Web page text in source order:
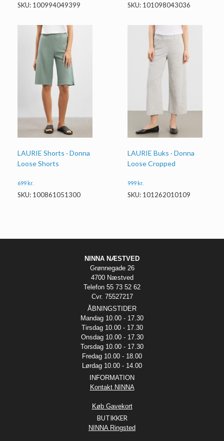
SKU: 100994049399 SKU: 101098043036
LAURIE Shorts · Donna
Loose Shorts
699kr.
SKU: 100861051300
LAURIE Buks · Donna
Loose Cropped
999kr.
SKU: 101262010109
NINNA NÆSTVED
Grønnegade 26
4700 Næstved
Telefon 55 73 52 62
Cvr. 75527217
ÅBNINGSTIDER
Mandag 10.00 - 17.30
Tirsdag 10.00 - 17.30
Onsdag 10.00 - 17.30
Torsdag 10.00 - 17.30
Fredag 10.00 - 18.00
Lørdag 10.00 - 14.00
INFORMATION
Kontakt NINNA
Køb Gavekort
BUTIKKER
NINNA Ringsted